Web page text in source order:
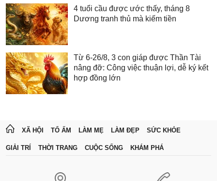
4 tuổi cầu được ước thấy, tháng 8
Dương tranh thủ mà kiếm tiền
Từ 6-26/8, 3 con giáp được Thần Tài
nâng đỡ: Công việc thuận lợi, dễ ký kết
hợp đồng lớn
XÃ HỘI TỔ ẤM LÀM MẸ LÀM ĐẸP SỨC KHỎE
GIẢI TRÍ THỜI TRANG CUỘC SỐNG KHÁM PHÁ